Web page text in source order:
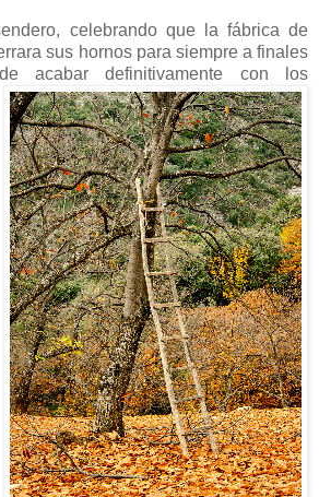
celebrando que la fábrica de
sus hornos para siempre a finales
acabar definitivamente con los